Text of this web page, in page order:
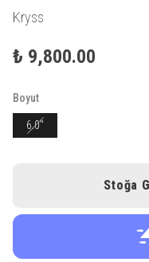
Kryss
₺ 9,800.00
Boyut
6.0"
Stoğa